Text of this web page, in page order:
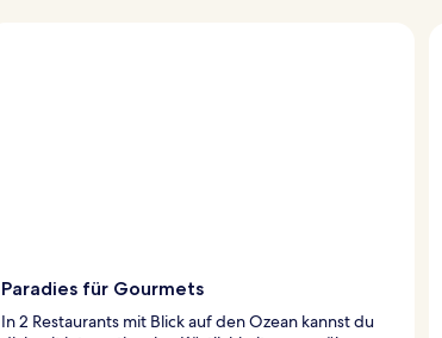
Paradies für Gourmets
In 2 Restaurants mit Blick auf den Ozean kannst du